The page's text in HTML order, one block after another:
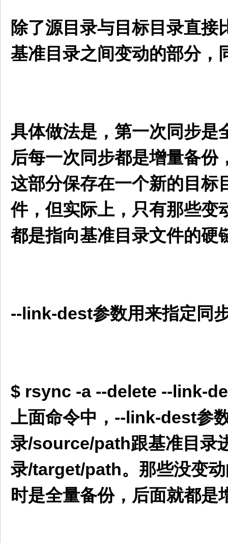
除了源目录与目标目录直
基准目录之间变动的部分，
具体做法是，第一次同步是
后每一次同步都是增量备份
这部分保存在一个新的目标
件，但实际上，只有那些变
都是指向基准目录文件的硬
--link-dest参数用来指定同
$ rsync -a --delete --link-
上面命令中，--link-dest参
录/source/path跟基准目录
录/target/path。那些没变
时是全量备份，后面就都是